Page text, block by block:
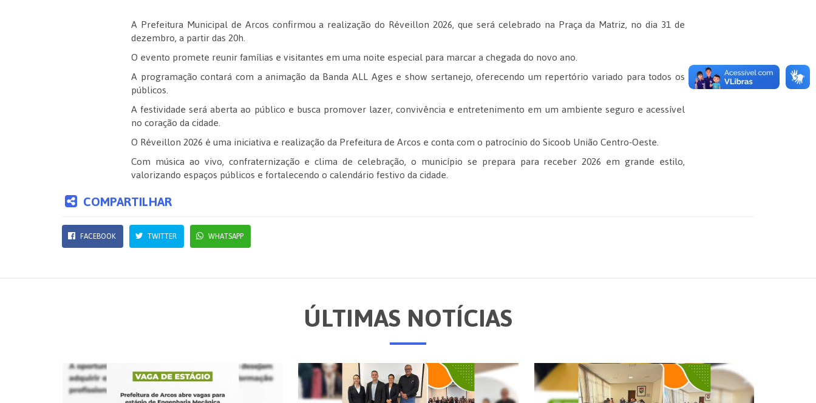
A Prefeitura Municipal de Arcos confirmou a realização do Réveillon 2026, que será celebrado na Praça da Matriz, no dia 31 de
dezembro, a partir das 20h.
O evento promete reunir famílias e visitantes em uma noite especial para marcar a chegada do novo ano.
A programação contará com a animação da Banda ALL Ages e show sertanejo, oferecendo um repertório variado para todos os
públicos.
A festividade será aberta ao público e busca promover lazer, convivência e entretenimento em um ambiente seguro e acessível
no coração da cidade.
O Réveillon 2026 é uma iniciativa e realização da Prefeitura de Arcos e conta com o patrocínio do Sicoob União Centro-Oeste.
Com música ao vivo, confraternização e clima de celebração, o município se prepara para receber 2026 em grande estilo,
valorizando espaços públicos e fortalecendo o calendário festivo da cidade.
COMPARTILHAR
FACEBOOK TWITTER WHATSAPP
ÚLTIMAS NOTÍCIAS